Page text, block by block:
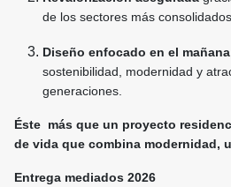
de los sectores más
Diseño enfocado en el mañana
sostenibilidad, modernidad y
generaciones.
Éste más que un proyecto
de vida que combina modernidad,
Entrega mediados 2026